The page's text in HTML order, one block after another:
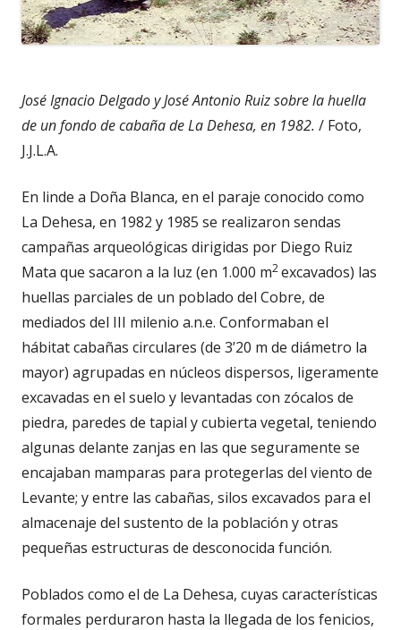
José Ignacio Delgado y José Antonio Ruiz sobre la huella
de un fondo de cabaña de La Dehesa, en 1982. / Foto,
J.J.L.A.
En linde a Doña Blanca, en el paraje conocido como
La Dehesa, en 1982 y 1985 se realizaron sendas
campañas arqueológicas dirigidas por Diego Ruiz
Mata que sacaron a la luz (en 1.000 m2excavados) las
huellas parciales de un poblado del Cobre, de
mediados del III milenio a.n.e. Conformaban el
hábitat cabañas circulares (de 3’20 m de diámetro la
mayor) agrupadas en núcleos dispersos, ligeramente
excavadas en el suelo y levantadas con zócalos de
piedra, paredes de tapial y cubierta vegetal, teniendo
algunas delante zanjas en las que seguramente se
encajaban mamparas para protegerlas del viento de
Levante; y entre las cabañas, silos excavados para el
almacenaje del sustento de la población y otras
pequeñas estructuras de desconocida función.
Poblados como el de La Dehesa, cuyas características
formales perduraron hasta la llegada de los fenicios,